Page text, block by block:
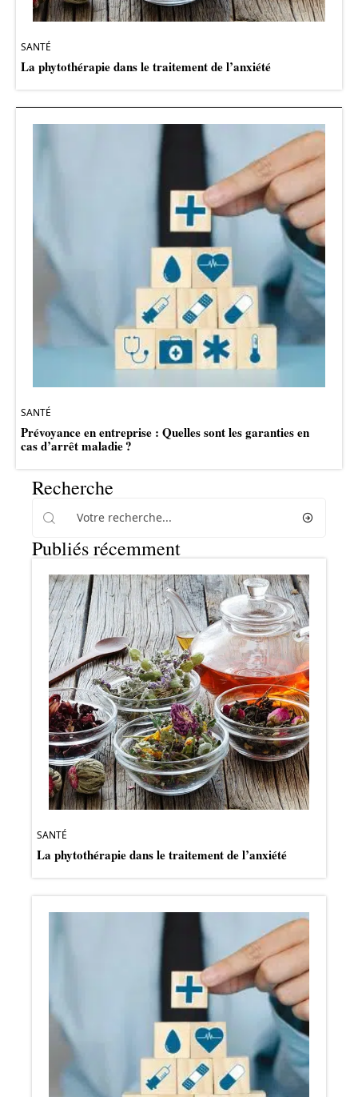
SANTÉ
La phytothérapie dans le traitement de l’anxiété
SANTÉ
Prévoyance en entreprise : Quelles sont les garanties en
cas d’arrêt maladie ?
Recherche
Publiés récemment
SANTÉ
La phytothérapie dans le traitement de l’anxiété